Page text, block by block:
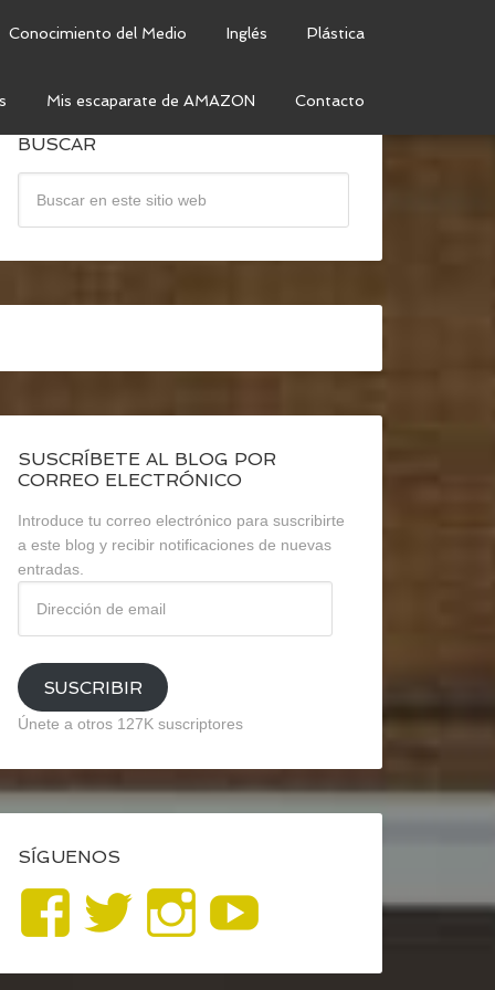
Conocimiento del Medio Inglés Plástica
Mis escaparate de AMAZON Contacto
BUSCAR
SUSCRÍBETE AL BLOG POR
CORREO ELECTRÓNICO
Introduce tu correo electrónico para suscribirte
a este blog y recibir notificaciones de nuevas
entradas.
email
SUSCRIBIR
Únete a otros 127K suscriptores
SÍGUENOS
Ver
perfil
Ver
perfil
Ver
perfil
YouTube